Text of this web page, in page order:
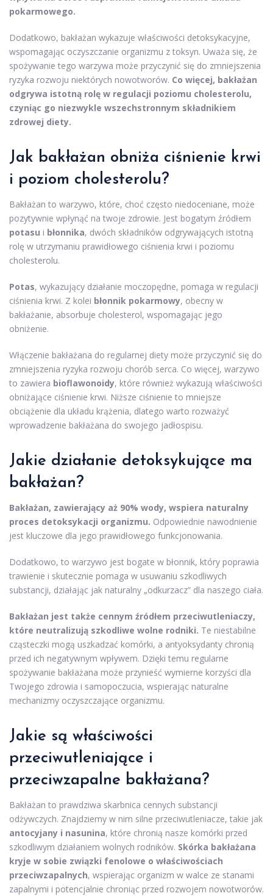
pokarmowego.
Dodatkowo, bakłażan wykazuje właściwości detoksykacyjne,
wspomagając oczyszczanie organizmu z toksyn. Uważa się, że
spożywanie tego warzywa może przyczynić się do zmniejszenia
ryzyka rozwoju niektórych nowotworów. Co więcej, bakłażan
odgrywa istotną rolę w regulacji poziomu cholesterolu,
czyniąc go niezwykle wszechstronnym składnikiem
zdrowej diety.
Jak bakłażan obniża ciśnienie krwi
i poziom cholesterolu?
Bakłażan to warzywo, które, choć często niedoceniane, może
pozytywnie wpłynąć na twoje zdrowie. Jest bogatym źródłem
potasu i błonnika, dwóch składników odgrywających istotną
rolę w utrzymaniu prawidłowego ciśnienia krwi i poziomu
cholesterolu.
Potas, wykazujący działanie moczopędne, pomaga w regulacji
ciśnienia krwi. Z kolei błonnik pokarmowy, obecny w
bakłażanie, absorbuje cholesterol, wspomagając jego
obniżenie.
Włączenie bakłażana do regularnej diety może przyczynić się do
zmniejszenia ryzyka rozwoju chorób serca. Co więcej, warzywo
to zawiera bioflawonoidy, które również wykazują właściwości
obniżające ciśnienie krwi. Niższe ciśnienie to mniejsze
obciążenie dla układu krążenia, dlatego warto rozważyć
wprowadzenie bakłażana do swojego jadłospisu.
Jakie działanie detoksykujące ma
bakłażan?
Bakłażan, zawierający aż 90% wody, wspiera naturalny
proces detoksykacji organizmu. Odpowiednie nawodnienie
jest kluczowe dla jego prawidłowego funkcjonowania.
Dodatkowo, to warzywo jest bogate w błonnik, który poprawia
trawienie i skutecznie pomaga w usuwaniu szkodliwych
substancji, działając jak naturalny „odkurzacz” dla naszego ciała.
Bakłażan jest także cennym źródłem przeciwutleniaczy,
które neutralizują szkodliwe wolne rodniki. Te niestabilne
cząsteczki mogą uszkadzać komórki, a antyoksydanty chronią
przed ich negatywnym wpływem. Dzięki temu regularne
spożywanie bakłażana może przynieść wymierne korzyści dla
Twojego zdrowia i samopoczucia, wspierając naturalne
mechanizmy oczyszczające organizmu.
Jakie są właściwości
przeciwutleniające i
przeciwzapalne bakłażana?
Bakłażan to prawdziwa skarbnica cennych substancji
odżywczych. Znajdziemy w nim silne przeciwutleniacze, takie jak
antocyjany i nasunina, które chronią nasze komórki przed
szkodliwym działaniem wolnych rodników. Skórka bakłażana
kryje w sobie związki fenolowe o właściwościach
przeciwzapalnych, wspierając organizm w walce ze stanami
zapalnymi i potencjalnie chroniąc przed rozwojem nowotworów.